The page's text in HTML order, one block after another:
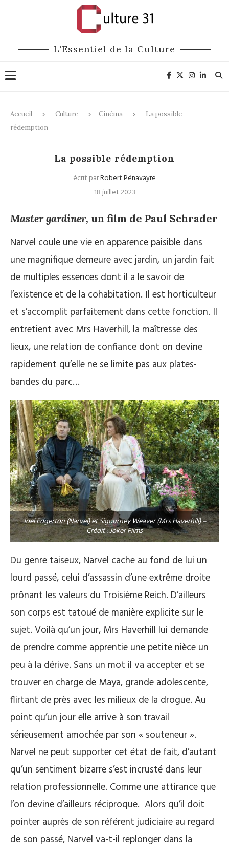
L'Essentiel de la Culture
Accueil Culture Cinéma
La possible
rédemption
Cinéma
La possible rédemption
écrit parRobert Pénavayre
18 juillet 2023
Master gardiner, un film de Paul Schrader
Narvel coule une vie en apparence paisible dans
une magnifique demeure avec jardin, un jardin fait
de multiples essences dont il a le savoir de
l’existence et de la cohabitation. Il est horticulteur
et s’accomplit parfaitement dans cette fonction. Il
entretient avec Mrs Haverhill, la maîtresse des
lieux, une relation de confiance dont on devine
rapidement qu’elle ne se limite pas aux plates-
bandes du parc…
Joel Edgerton (Narvel) et Sigourney Weaver (Mrs Haverhill) –
Crédit : Joker Films
Du genre taiseux, Narvel cache au fond de lui un
lourd passé, celui d’assassin d’une extrême droite
prônant les valeurs du Troisième Reich. D’ailleurs
son corps est tatoué de manière explicite sur le
sujet. Voilà qu’un jour, Mrs Haverhill lui demande
de prendre comme apprentie une petite nièce un
peu à la dérive. Sans un mot il va accepter et se
trouver en charge de Maya, grande adolescente,
flirtant de près avec les milieux de la drogue. Au
point qu’un jour elle arrive à son travail
sérieusement amochée par son « souteneur ».
Narvel ne peut supporter cet état de fait, d’autant
qu’un sentiment bizarre s’est incrusté dans leur
relation professionnelle. Comme une attirance que
l’on devine d’ailleurs réciproque. Alors qu’il doit
pointer auprès de son référent judiciaire au regard
de son passé, Narvel va-t-il replonger dans la